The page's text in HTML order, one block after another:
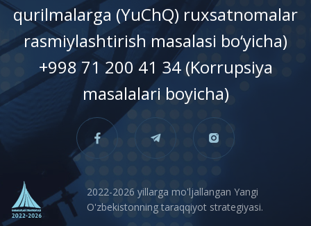
qurilmalarga (YuChQ) ruxsatnomalar
rasmiylashtirish masalasi bo‘yicha)
+998 71 200 41 34 (Korrupsiya
masalalari boyicha)
2022-2026 yillarga mo'ljallangan Yangi
O'zbekistonning taraqqiyot strategiyasi.